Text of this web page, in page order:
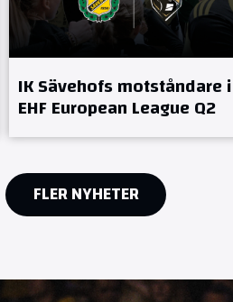
IK Sävehofs motståndare i
EHF European League Q2
FLER NYHETER